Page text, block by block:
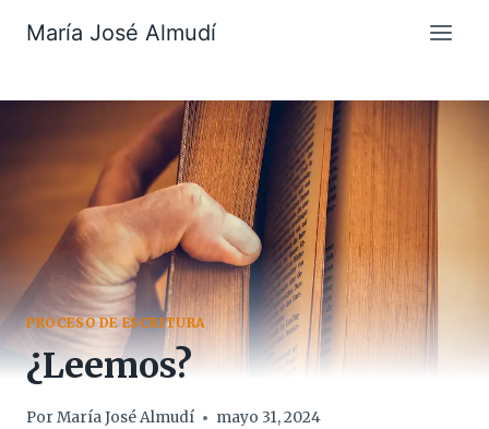
María José Almudí
PROCESO DE ESCRITURA
¿Leemos?
Por María José Almudí mayo 31, 2024